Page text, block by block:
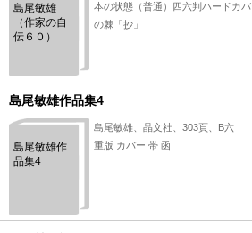
島尾敏雄
（作家の自
伝６０）
本の状態（普通）四六判ハードカ
の棘「抄」
島尾敏雄作品集4
島尾敏雄作
品集4
島尾敏雄、晶文社、303頁、B六
重版 カバー 帯 函